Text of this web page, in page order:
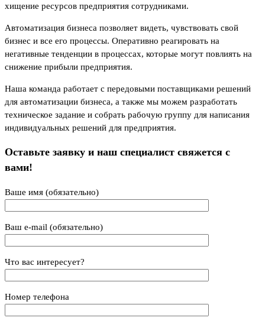
хищение ресурсов предприятия сотрудниками.
Автоматизация бизнеса позволяет видеть, чувствовать свой
бизнес и все его процессы. Оперативно реагировать на
негативные тенденции в процессах, которые могут повлиять на
снижение прибыли предприятия.
Наша команда работает с передовыми поставщиками решений
для автоматизации бизнеса, а также мы можем разработать
техническое задание и собрать рабочую группу для написания
индивидуальных решений для предприятия.
Оставьте заявку и наш специалист свяжется с
вами!
Ваше имя (обязательно)
Ваш e-mail (обязательно)
Что вас интересует?
Номер телефона